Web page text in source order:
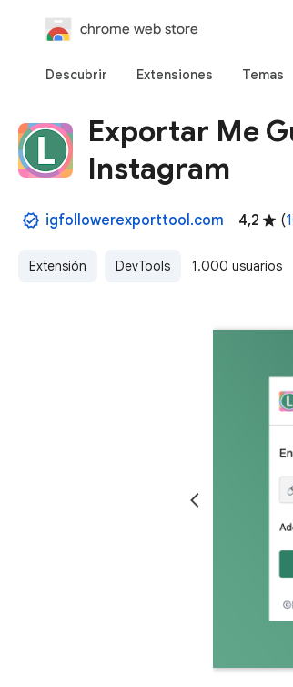
chrome web store
Descubrir Extensiones Temas
Exportar Me
Instagram
igfollowerexporttool.com 4,2 (
Extensión DevTools 1.000 usuarios